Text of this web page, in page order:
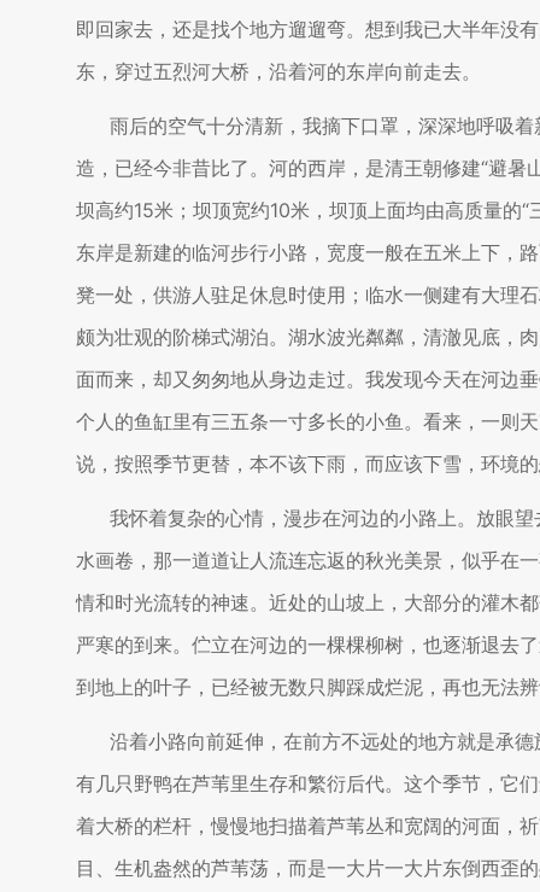
即回家去，还是找个地方遛遛弯。想到我已大半年没
东，穿过五烈河大桥，沿着河的东岸向前走去。
雨后的空气十分清新，我摘下口罩，深深地呼吸
造，已经今非昔比了。河的西岸，是清王朝修建“避
坝高约15米；坝顶宽约10米，坝顶上面均由高质量的
东岸是新建的临河步行小路，宽度一般在五米上下，
凳一处，供游人驻足休息时使用；临水一侧建有大理
颇为壮观的阶梯式湖泊。湖水波光粼粼，清澈见底，
面而来，却又匆匆地从身边走过。我发现今天在河边
个人的鱼缸里有三五条一寸多长的小鱼。看来，一则
说，按照季节更替，本不该下雨，而应该下雪，环境
我怀着复杂的心情，漫步在河边的小路上。放眼
水画卷，那一道道让人流连忘返的秋光美景，似乎在
情和时光流转的神速。近处的山坡上，大部分的灌木
严寒的到来。伫立在河边的一棵棵柳树，也逐渐退去
到地上的叶子，已经被无数只脚踩成烂泥，再也无法
沿着小路向前延伸，在前方不远处的地方就是承
有几只野鸭在芦苇里生存和繁衍后代。这个季节，它
着大桥的栏杆，慢慢地扫描着芦苇丛和宽阔的河面，
目、生机盎然的芦苇荡，而是一大片一大片东倒西歪